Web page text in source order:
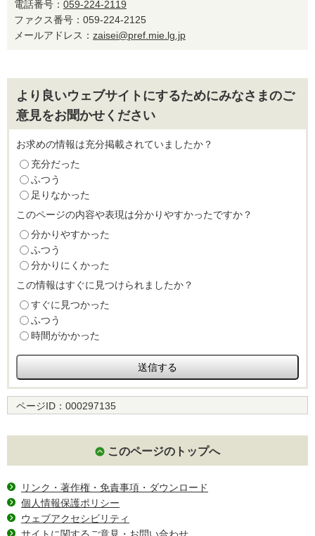
電話番号： 059-224-2119
ファクス番号：059-224-2125
メールアドレス： zaisei@pref.mie.lg.jp
より良いウェブサイトにするためにみなさまのご
意見をお聞かせください
お求めの情報は充分掲載されていましたか？
充分だった
ふつう
足りなかった
このページの内容や表現は分かりやすかったですか？
分かりやすかった
ふつう
分かりにくかった
この情報はすぐに見つけられましたか？
すぐに見つかった
ふつう
時間がかかった
ページID： 000297135
このページのトップへ
リンク・著作権・免責事項・ダウンロード
個人情報保護ポリシー
ウェブアクセシビリティ